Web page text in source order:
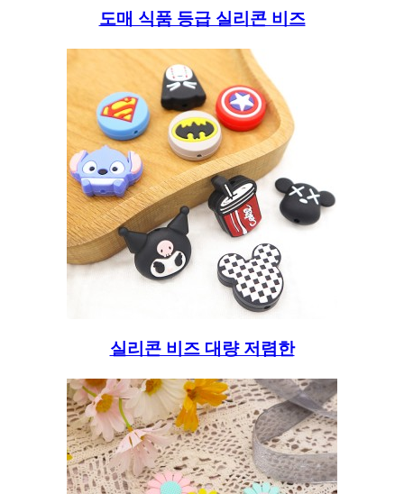
도매 식품 등급 실리콘 비즈
실리콘 비즈 대량 저렴한